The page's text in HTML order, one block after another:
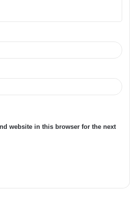
website in this browser for the next